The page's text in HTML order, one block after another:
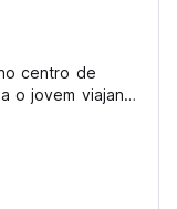
centro de
o jovem viajante
verdadeira